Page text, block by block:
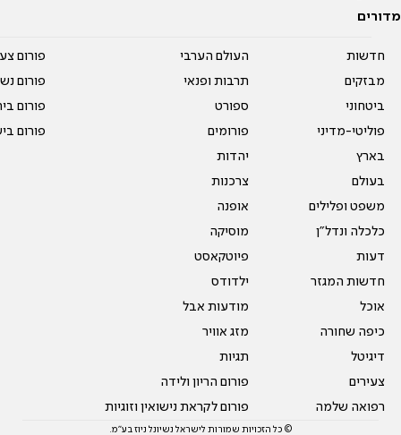
מדורים
חדשות
מבזקים
ביטחוני
פוליטי-מדיני
בארץ
בעולם
משפט ופלילים
כלכלה ונדל"ן
דעות
חדשות המגזר
אוכל
כיפה שחורה
דיגיטל
צעירים
רפואה שלמה
העולם הערבי
תרבות ופנאי
ספורט
פורומים
יהדות
צרכנות
אופנה
מוסיקה
פיוטקאסט
ילדודס
מודעות אבל
מזג אוויר
תגיות
פורום הריון ולידה
פורום לקראת נישואין וזוגיות
פורום
פורום
פורום
פורום
© כל הזכויות שמורות לישראל נשיונל ניוז בע"מ.